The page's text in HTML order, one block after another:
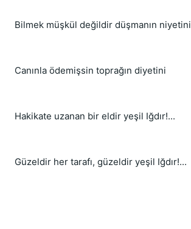
Bilmek müşkül değildir düşmanın niyetini
Canınla ödemişsin toprağın diyetini
Hakikate uzanan bir eldir yeşil Iğdır!...
Güzeldir her tarafı, güzeldir yeşil Iğdır!...